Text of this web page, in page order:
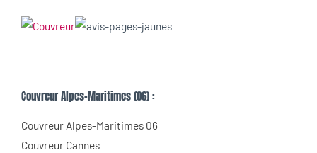
Couvreur Alpes-Maritimes (06) :
Couvreur Alpes-Maritimes 06
Couvreur Cannes